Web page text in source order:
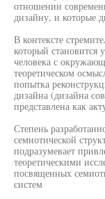
отношении
дизайну, и которые
В контексте
который становится
человека с
теоретическом
попытка
дизайна (дизайна
представлена как
Степень
семиотической
подразумевает
теоретическими
посвященных
систем